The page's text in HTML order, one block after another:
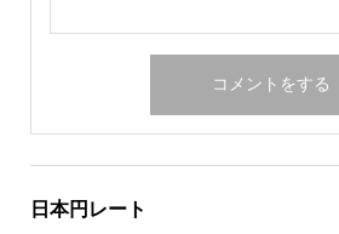
日本円レート